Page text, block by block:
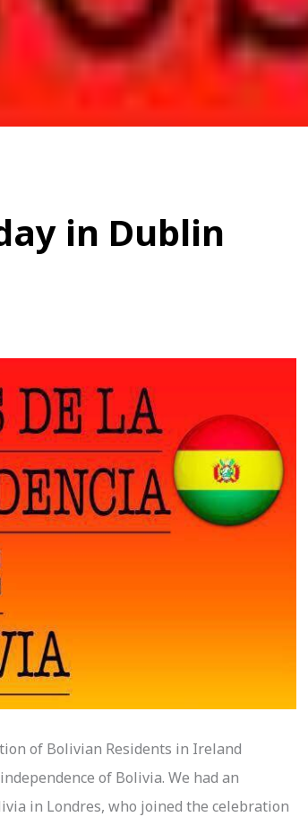
in Dublin
of Bolivian Residents in Ireland
of Bolivia. We had an
in Londres, who joined the celebration